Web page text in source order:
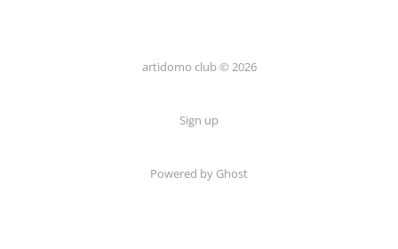
artidomo club © 2026
Sign up
Powered by Ghost